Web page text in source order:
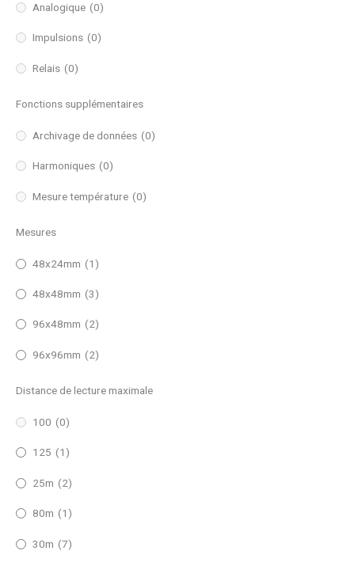
Analogique (0)
Impulsions (0)
Relais (0)
Fonctions supplémentaires
Archivage de données (0)
Harmoniques (0)
Mesure température (0)
Mesures
48x24mm (1)
48x48mm (3)
96x48mm (2)
96x96mm (2)
Distance de lecture maximale
100 (0)
125 (1)
25m (2)
80m (1)
30m (7)